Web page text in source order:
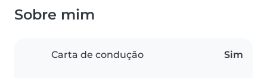
Sobre mim
Carta de condução Sim